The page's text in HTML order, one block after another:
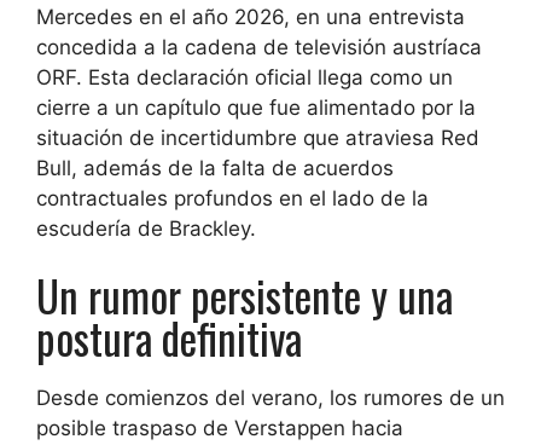
Mercedes en el año 2026, en una entrevista
concedida a la cadena de televisión austríaca
ORF. Esta declaración oficial llega como un
cierre a un capítulo que fue alimentado por la
situación de incertidumbre que atraviesa Red
Bull, además de la falta de acuerdos
contractuales profundos en el lado de la
escudería de Brackley.
Un rumor persistente y una
postura definitiva
Desde comienzos del verano, los rumores de un
posible traspaso de Verstappen hacia